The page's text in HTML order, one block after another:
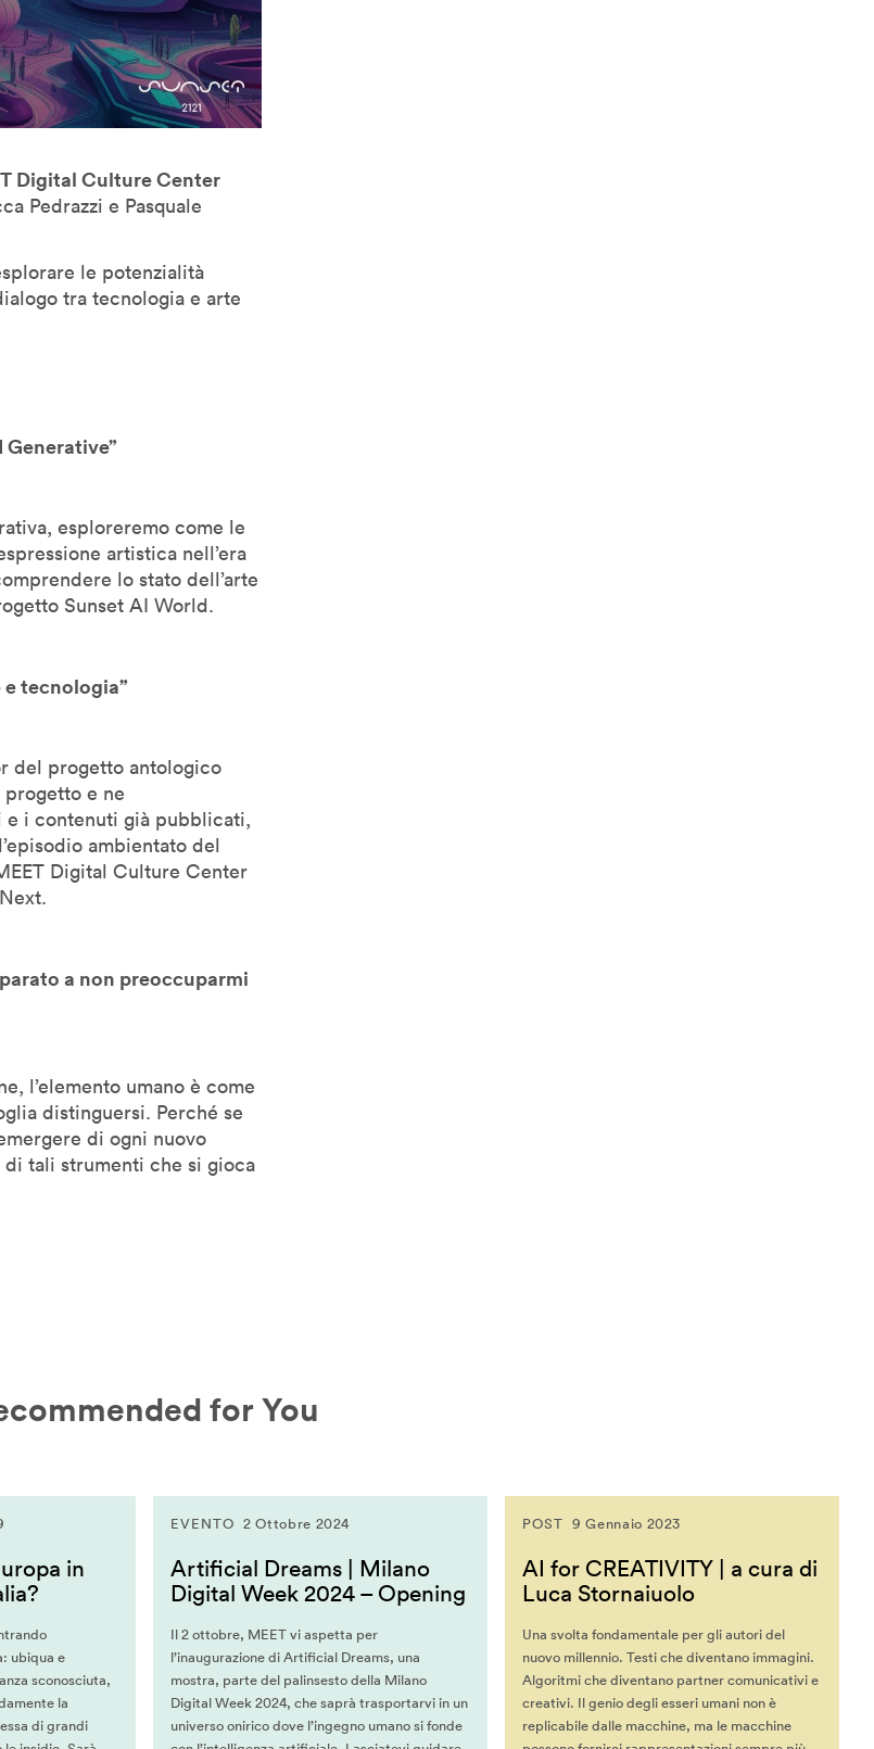
Digital Culture Center
Pedrazzi e Pasquale
le potenzialità
tra tecnologia e arte
Generative”
esploreremo come le
artistica nell’era
lo stato dell’arte
Sunset AI World.
tecnologia”
del progetto antologico
e ne
i contenuti già pubblicati,
ambientato del
Digital Culture Center
a non preoccuparmi
l’elemento umano è come
distinguersi. Perché se
di ogni nuovo
di tali strumenti che si gioca
for You
in
ubiqua e
sconosciuta,
la
di grandi
EVENTO 2 Ottobre 2024
Artificial Dreams | Milano
Digital Week 2024 – Opening
Il 2 ottobre, MEET vi aspetta per
l’inaugurazione di Artificial Dreams, una
mostra, parte del palinsesto della Milano
Digital Week 2024, che saprà trasportarvi in un
universo onirico dove l’ingegno umano si fonde
POST 9 Gennaio 2023
AI for CREATIVITY | a cura di
Luca Stornaiuolo
Una svolta fondamentale per gli autori del
nuovo millennio. Testi che diventano immagini.
Algoritmi che diventano partner comunicativi e
creativi. Il genio degli esseri umani non è
replicabile dalle macchine, ma le macchine